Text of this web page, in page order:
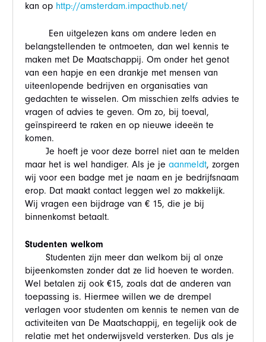
kan op http://amsterdam.impacthub.net/
Een uitgelezen kans om andere leden en
belangstellenden te ontmoeten, dan wel kennis te
maken met De Maatschappij. Om onder het genot
van een hapje en een drankje met mensen van
uiteenlopende bedrijven en organisaties van
gedachten te wisselen. Om misschien zelfs advies te
vragen of advies te geven. Om zo, bij toeval,
geïnspireerd te raken en op nieuwe ideeën te
komen.
Je hoeft je voor deze borrel niet aan te melden
maar het is wel handiger. Als je je aanmeldt, zorgen
wij voor een badge met je naam en je bedrijfsnaam
erop. Dat maakt contact leggen wel zo makkelijk.
Wij vragen een bijdrage van € 15, die je bij
binnenkomst betaalt.
Studenten welkom
Studenten zijn meer dan welkom bij al onze
bijeenkomsten zonder dat ze lid hoeven te worden.
Wel betalen zij ook €15, zoals dat de anderen van
toepassing is. Hiermee willen we de drempel
verlagen voor studenten om kennis te nemen van de
activiteiten van De Maatschappij, en tegelijk ook de
relatie met het onderwijsveld versterken. Dus als je